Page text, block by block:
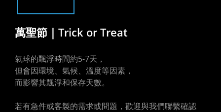
萬聖節｜Trick or Treat
氣球的飄浮時間約5-7天，
但會因環境、氣候、溫度等因素，
而影響其飄浮和保存天數。
若有急件或客製的需求或問題，歡迎與我們聯繫確認